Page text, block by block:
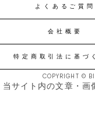
よくあるご質問
会社概要
特定商取引法に基づ
COPYRIGHT ©
当サイト内の文章・画